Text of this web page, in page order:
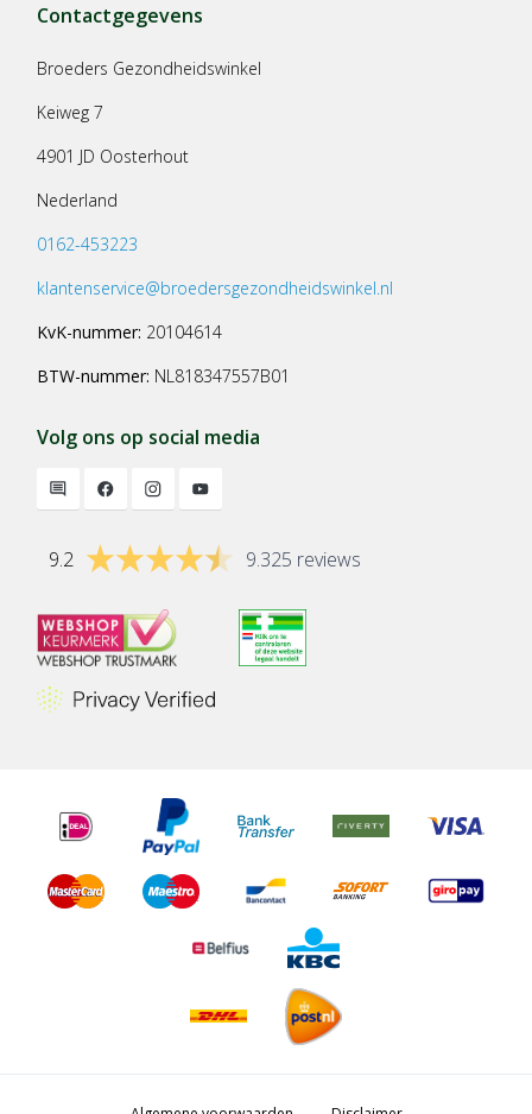
Contactgegevens
Broeders Gezondheidswinkel
Keiweg 7
4901 JD Oosterhout
Nederland
0162-453223
klantenservice@broedersgezondheidswinkel.nl
KvK-nummer: 20104614
BTW-nummer: NL818347557B01
Volg ons op social media
9.2 9.325 reviews